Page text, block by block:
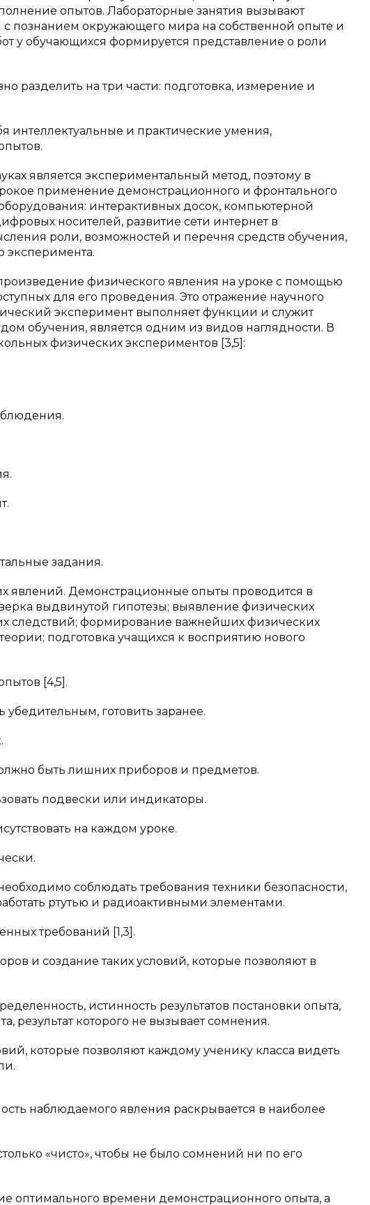
опытов. Лабораторные занятия вызывают
познанием окружающего мира на собственной опыте и
у обучающихся формируется представление о роли
разделить на три части: подготовка, измерение и
и практические умения,
является экспериментальный метод, поэтому в
применение демонстрационного и фронтального
интерактивных досок, компьютерной
носителей, развитие сети интернет в
роли, возможностей и перечня средств обучения,
эксперимента.
физического явления на уроке с помощью
для его проведения. Это отражение научного
эксперимент выполняет функции и служит
обучения, является одним из видов наглядности. В
физических экспериментов [3,5]:
задания.
явлений. Демонстрационные опыты проводится в
выдвинутой гипотезы; выявление физических
следствий; формирование важнейших физических
подготовка учащихся к восприятию нового
[4,5].
готовить заранее.
быть лишних приборов и предметов.
подвески или индикаторы.
на каждом уроке.
соблюдать требования техники безопасности,
ртутью и радиоактивными элементами.
требований [1,3].
и создание таких условий, которые позволяют в
истинность результатов постановки опыта,
результат которого не вызывает сомнения.
которые позволяют каждому ученику класса видеть
наблюдаемого явления раскрывается в наиболее
«чисто», чтобы не было сомнений ни по его
оптимального времени демонстрационного опыта, а